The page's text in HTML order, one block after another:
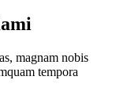
magnam nobis
tempora